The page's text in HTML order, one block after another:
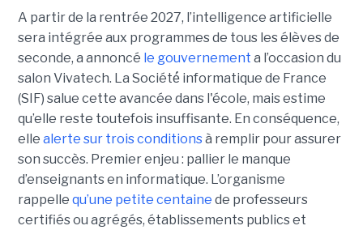
A partir de la rentrée 2027, l’intelligence artificielle
sera intégrée aux programmes de tous les élèves de
seconde, a annoncé le gouvernement a l’occasion du
salon Vivatech. La Société́ informatique de France
(SIF) salue cette avancée dans l'école, mais estime
qu’elle reste toutefois insuffisante. En conséquence,
elle alerte sur trois conditionsà remplir pour assurer
son succès. Premier enjeu : pallier le manque
d’enseignants en informatique. L’organisme
rappelle qu’une petite centaine de professeurs
certifiés ou agrégés, établissements publics et